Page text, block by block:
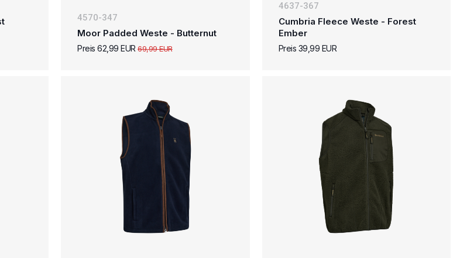
4570-347
Moor Padded Weste - Butternut
Preis 62,99 EUR69,99 EUR
4637-367
Cumbria Fleece Weste - Forest
Ember
Preis 39,99 EUR